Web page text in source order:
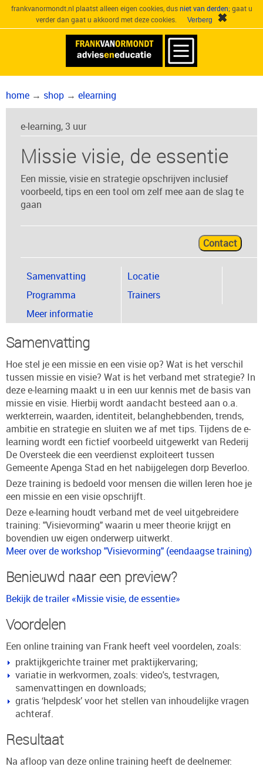
frankvanormondt.nl plaatst alleen eigen cookies, dusniet van derden; gaat u
verder dan gaat u akkoord met deze cookies.
home → shop → elearning
e-learning, 3 uur
Missie visie, de essentie
Een missie, visie en strategie opschrijven inclusief
voorbeeld, tips en een tool om zelf mee aan de slag te
gaan
Samenvatting
Locatie
Programma
Trainers
Meer informatie
Samenvatting
Hoe stel je een missie en een visie op? Wat is het verschil
tussen missie en visie? Wat is het verband met strategie? In
deze e-learning maakt u in een uur kennis met de basis van
missie en visie. Hierbij wordt aandacht besteed aan o.a.
werkterrein, waarden, identiteit, belanghebbenden, trends,
ambitie en strategie en sluiten we af met tips. Tijdens de e-
learning wordt een fictief voorbeeld uitgewerkt van Rederij
De Oversteek die een veerdienst exploiteert tussen
Gemeente Apenga Stad en het nabijgelegen dorp Beverloo.
Deze training is bedoeld voor mensen die willen leren hoe je
een missie en een visie opschrijft.
Deze e-learning houdt verband met de veel uitgebreidere
training: "Visievorming" waarin u meer theorie krijgt en
bovendien uw eigen onderwerp uitwerkt.
Meer over de workshop "Visievorming" (eendaagse training)
Benieuwd naar een preview?
Bekijk de trailer «Missie visie, de essentie»
Voordelen
Een online training van Frank heeft veel voordelen, zoals:
praktijkgerichte trainer met praktijkervaring;
variatie in werkvormen, zoals: video's, testvragen,
samenvattingen en downloads;
gratis ‘helpdesk’ voor het stellen van inhoudelijke vragen
achteraf.
Resultaat
Na afloop van deze online training heeft de deelnemer: